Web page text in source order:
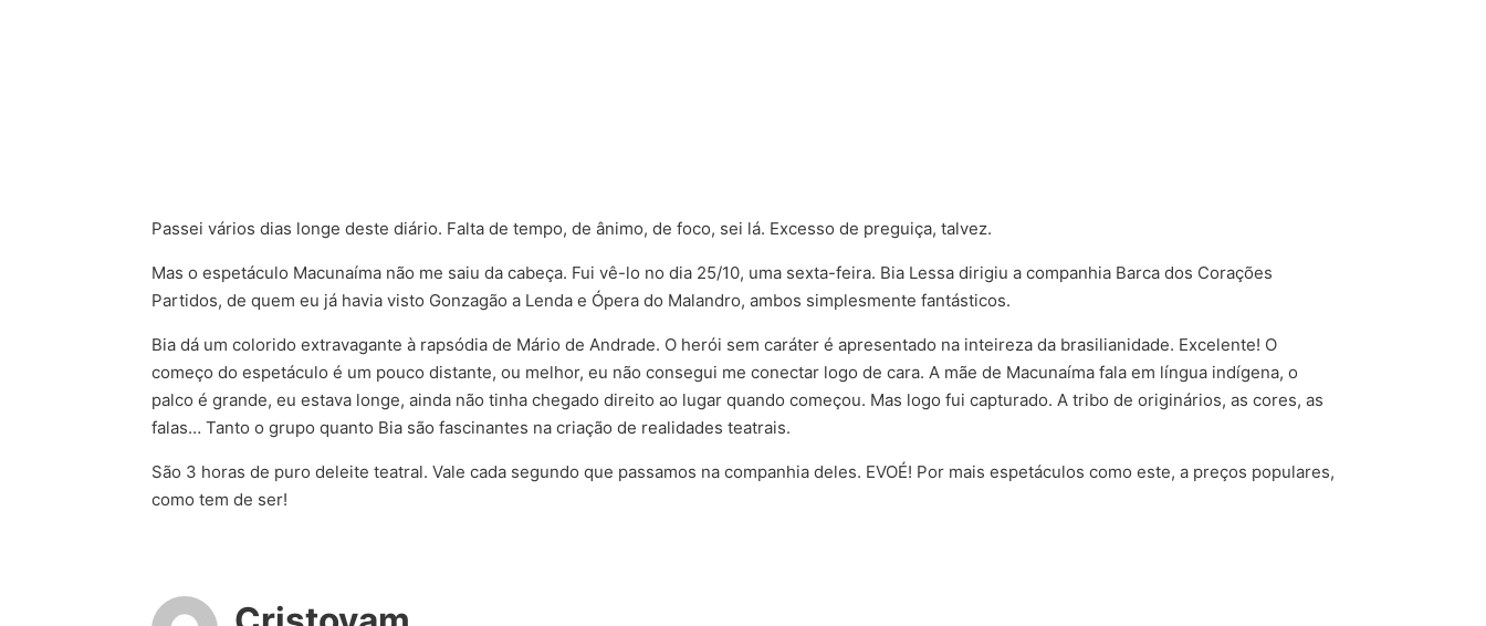
Passei vários dias longe deste diário. Falta de tempo, de ânimo, de foco, sei lá. Excesso de preguiça, talvez.
Mas o espetáculo Macunaíma não me saiu da cabeça. Fui vê-lo no dia 25/10, uma sexta-feira. Bia Lessa dirigiu a companhia Barca dos Corações
Partidos, de quem eu já havia visto Gonzagão a Lenda e Ópera do Malandro, ambos simplesmente fantásticos.
Bia dá um colorido extravagante à rapsódia de Mário de Andrade. O herói sem caráter é apresentado na inteireza da brasilianidade. Excelente! O
começo do espetáculo é um pouco distante, ou melhor, eu não consegui me conectar logo de cara. A mãe de Macunaíma fala em língua indígena, o
palco é grande, eu estava longe, ainda não tinha chegado direito ao lugar quando começou. Mas logo fui capturado. A tribo de originários, as cores, as
falas… Tanto o grupo quanto Bia são fascinantes na criação de realidades teatrais.
São 3 horas de puro deleite teatral. Vale cada segundo que passamos na companhia deles. EVOÉ! Por mais espetáculos como este, a preços populares,
como tem de ser!